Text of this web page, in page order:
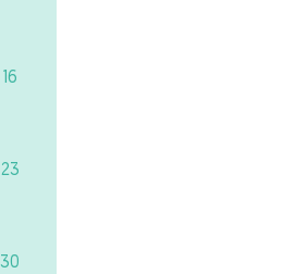
16
23
30